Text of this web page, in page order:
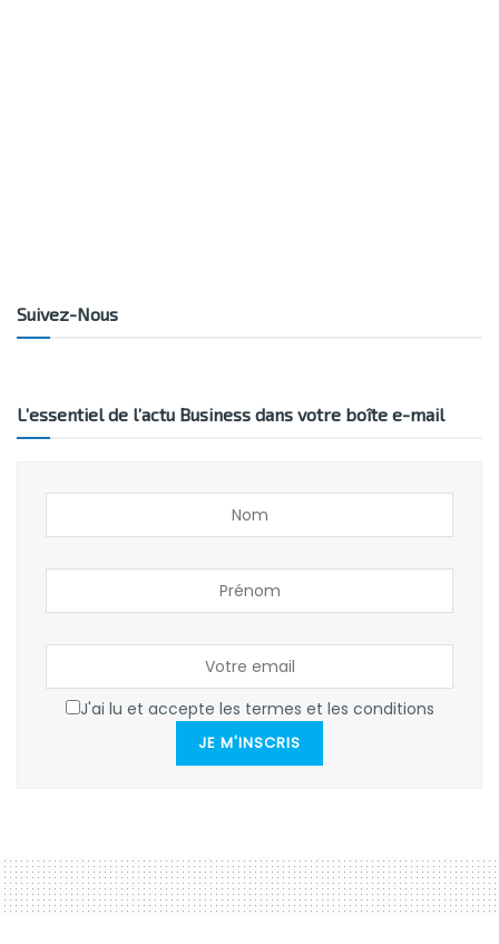
Suivez-Nous
L’essentiel de l’actu Business dans votre boîte e-mail
J'ai lu et accepte les termes et les conditions
JE M'INSCRIS